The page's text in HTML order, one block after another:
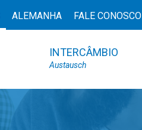
ALEMANHA FALE CONOSCO
INTERCÂMBIO
Austausch